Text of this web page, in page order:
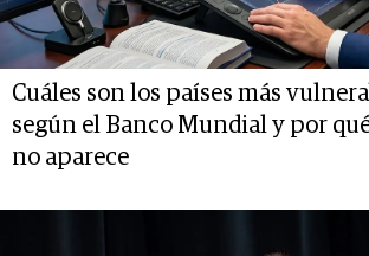
Cuáles son los países más
según el Banco Mundial y por
no aparece